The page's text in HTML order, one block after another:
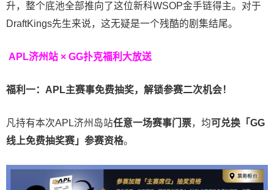
升，整个底池全部推向了这位新科WSOP金手链得主。对于
DraftKings先生来说，这无疑是一个残酷的剧集结尾。
APL济州站 × GG扑克福利大放送
福利一：APL主赛事免费抽奖，解锁参赛二次机会！
凡持有本次APL济州岛站任意一场赛事门票，均可兑换「GG
线上免费抽奖赛」参赛资格。